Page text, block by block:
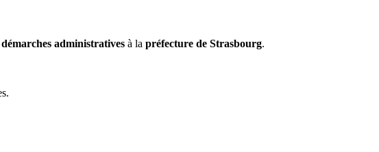
démarches administratives à la préfecture de Strasbourg.